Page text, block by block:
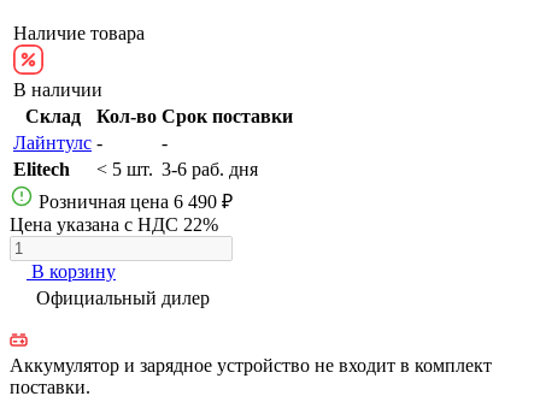
Наличие товара
В наличии
Склад
Кол-во Срок поставки
Лайнтулс -
-
Elitech
< 5 шт. 3-6 раб. дня
Розничная цена 6 490 ₽
Цена указана с НДС 22%
В корзину
Официальный дилер
Аккумулятор и зарядное устройство не входит в комплект
поставки.